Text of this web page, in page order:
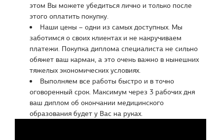
этом Вы можете убедиться лично и только после
этого оплатить покупку.
Наши цены – одни из самых доступных. Мы
заботимся о своих клиентах и не накручиваем
платежи. Покупка диплома специалиста не сильно
обяжет ваш карман, а это очень важно в нынешних
тяжелых экономических условиях.
Выполняем все работы быстро и в точно
оговоренный срок. Максимум через 3 рабочих дня
ваш диплом об окончании медицинского
образования будет у Вас на руках.